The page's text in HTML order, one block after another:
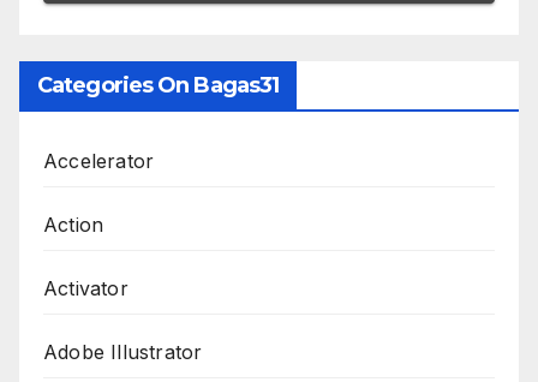
Categories On Bagas31
Accelerator
Action
Activator
Adobe Illustrator